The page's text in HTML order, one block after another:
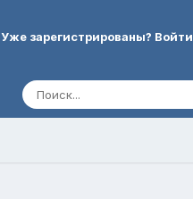
Уже зарегистрированы? Войти